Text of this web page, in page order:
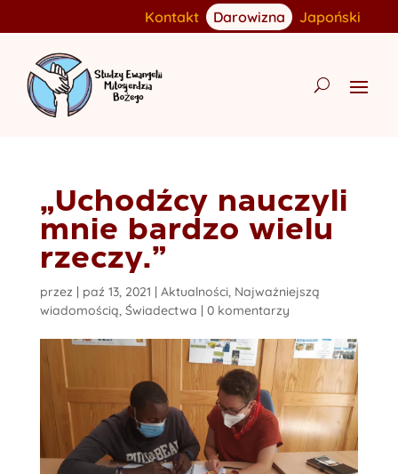
Kontakt Darowizna Japoński
„Uchodźcy nauczyli
mnie bardzo wielu
rzeczy.”
przez paź 13, 2021 Aktualności, Najważniejszą
wiadomością, Świadectwa 0 komentarzy